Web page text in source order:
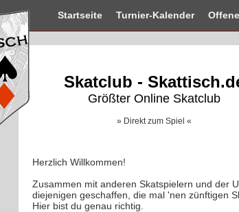
Startseite Turnier-Kalender
Skatclub -
Größter Online Skatclub
» Direkt zum Spiel «
Herzlich Willkommen!
Zusammen mit anderen Skatspielern und der
diejenigen geschaffen, die mal 'nen zünftigen
Hier bist du genau richtig.